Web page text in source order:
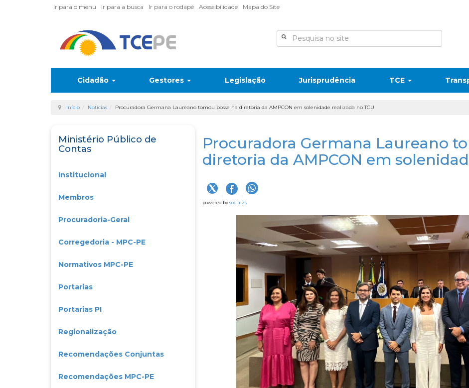
Ir para o menu Ir para a busca Ir para o rodapé Acessibilidade Mapa do Site
Cidadão Gestores Legislação Jurisprudência TCE
Início Notícias Procuradora Germana Laureano tomou posse na diretoria da AMPCON em solenidade realizada no TCU
Ministério Público de
Contas
Institucional
Membros
Procuradoria-Geral
Corregedoria - MPC-PE
Normativos MPC-PE
Portarias
Portarias PI
Regionalização
Recomendações Conjuntas
Recomendações MPC-PE
Procuradora Germana Laureano
diretoria da AMPCON em
powered bysocial2s